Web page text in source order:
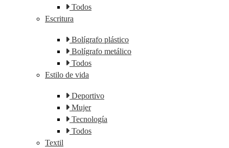
Todos
Escritura
Bolígrafo plástico
Bolígrafo metálico
Todos
Estilo de vida
Deportivo
Mujer
Tecnología
Todos
Textil